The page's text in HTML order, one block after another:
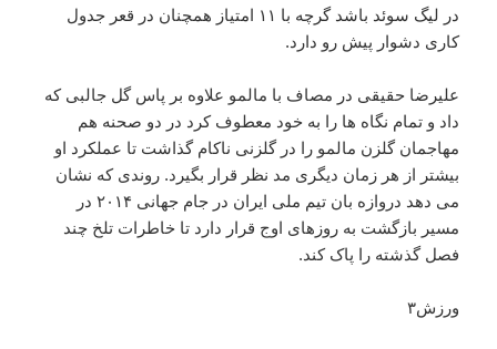
در لیگ سوئد باشد گرچه با ۱۱ امتیاز همچنان در قعر جدول
کاری دشوار پیش رو دارد.
علیرضا حقیقی در مصاف با مالمو علاوه بر پاس گل جالبی که
داد و تمام نگاه ها را به خود معطوف کرد در دو صحنه هم
مهاجمان گلزن مالمو را در گلزنی ناکام گذاشت تا عملکرد او
بیشتر از هر زمان دیگری مد نظر قرار بگیرد. روندی که نشان
می دهد دروازه بان تیم ملی ایران در جام جهانی ۲۰۱۴ در
مسیر بازگشت به روزهای اوج قرار دارد تا خاطرات تلخ چند
فصل گذشته را پاک کند.
ورزش۳